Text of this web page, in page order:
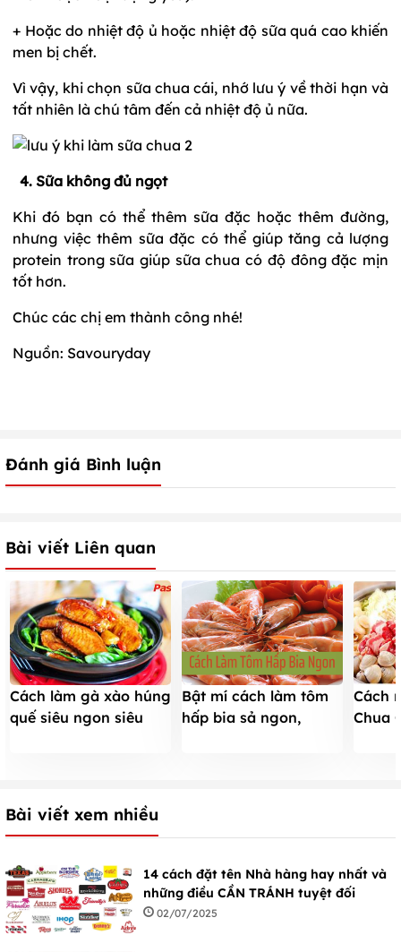
+ Hoặc do nhiệt độ ủ hoặc nhiệt độ sữa quá cao khiến
men bị chết.
Vì vậy, khi chọn sữa chua cái, nhớ lưu ý về thời hạn và
tất nhiên là chú tâm đến cả nhiệt độ ủ nữa.
4. Sữa không đủ ngọt
Khi đó bạn có thể thêm sữa đặc hoặc thêm đường,
nhưng việc thêm sữa đặc có thể giúp tăng cả lượng
protein trong sữa giúp sữa chua có độ đông đặc mịn
tốt hơn.
Chúc các chị em thành công nhé!
Nguồn: Savouryday
Đánh giá Bình luận
Bài viết Liên quan
Cách làm gà xào húng
quế siêu ngon siêu
Bật mí cách làm tôm
hấp bia sả ngon,
Cách
Chua
Bài viết xem nhiều
14 cách đặt tên Nhà hàng hay nhất và
những điều CẦN TRÁNH tuyệt đối
02/07/2025